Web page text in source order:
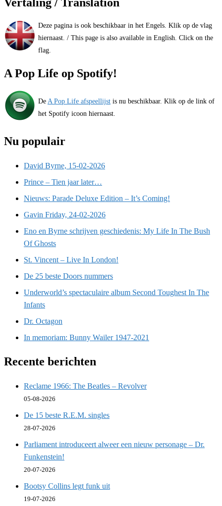
Deze pagina is ook beschikbaar in het Engels. Klik op de vlag
hiernaast. / This page is also available in English. Click on the
flag.
A Pop Life op Spotify!
De A Pop Life afspeellijst is nu beschikbaar. Klik op de link of
het Spotify icoon hiernaast.
Nu populair
David Byrne, 15-02-2026
Prince – Tien jaar later…
Nieuws: Parade Deluxe Edition – It’s Coming!
Gavin Friday, 24-02-2026
Eno en Byrne schrijven geschiedenis: My Life In The Bush
Of Ghosts
St. Vincent – Live In London!
De 25 beste Doors nummers
Underworld’s spectaculaire album Second Toughest In The
Infants
Dr. Octagon
In memoriam: Bunny Wailer 1947-2021
Recente berichten
Reclame 1966: The Beatles – Revolver
05-08-2026
De 15 beste R.E.M. singles
28-07-2026
Parliament introduceert alweer een nieuw personage – Dr.
Funkenstein!
20-07-2026
Bootsy Collins legt funk uit
19-07-2026